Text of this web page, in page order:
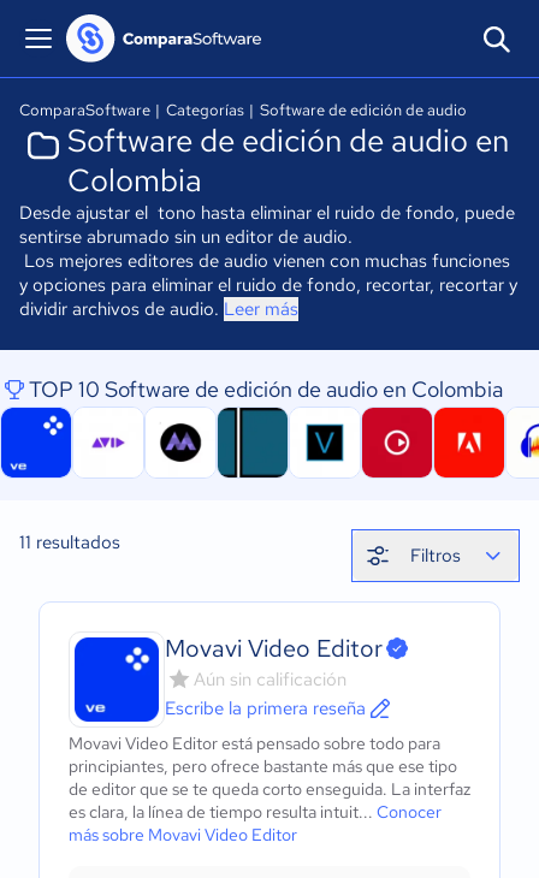
ComparaSoftware | Categorías | Software de edición de audio
Software de edición de audio en
Colombia
Desde ajustar el tono hasta eliminar el ruido de fondo, puede
sentirse abrumado sin un editor de audio.
Los mejores editores de audio vienen con muchas funciones
y opciones para eliminar el ruido de fondo, recortar, recortar y
dividir archivos de audio. Leer más
TOP 10 Software de edición de audio en Colombia
11 resultados
Filtros
Movavi Video Editor
Aún sin calificación
Escribe la primera reseña
Movavi Video Editor está pensado sobre todo para
principiantes, pero ofrece bastante más que ese tipo
de editor que se te queda corto enseguida. La interfaz
es clara, la línea de tiempo resulta intuit... Conocer
más sobre Movavi Video Editor